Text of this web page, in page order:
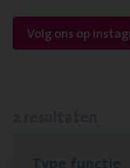
Volg ons op